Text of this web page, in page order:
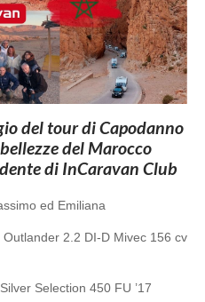
del tour di Capodanno
del Marocco
di InCaravan Club
ed Emiliana
Outlander 2.2 DI-D Mivec 156 cv
Selection 450 FU ’17